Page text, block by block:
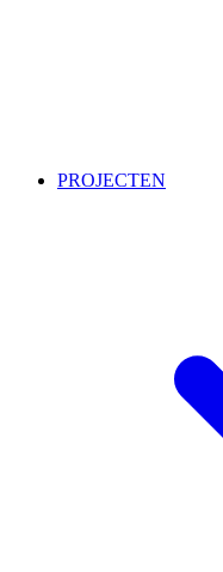
PROJECTEN